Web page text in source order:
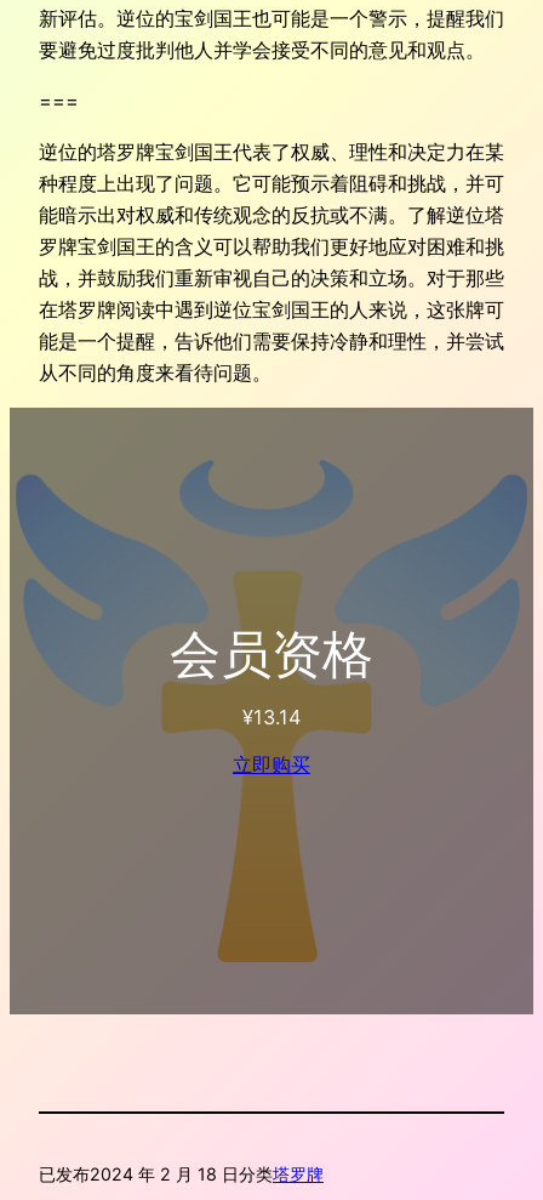
新评估。逆位的宝剑国王也可能是一个警示，提醒我们
要避免过度批判他人并学会接受不同的意见和观点。
===
逆位的塔罗牌宝剑国王代表了权威、理性和决定力在某
种程度上出现了问题。它可能预示着阻碍和挑战，并可
能暗示出对权威和传统观念的反抗或不满。了解逆位塔
罗牌宝剑国王的含义可以帮助我们更好地应对困难和挑
战，并鼓励我们重新审视自己的决策和立场。对于那些
在塔罗牌阅读中遇到逆位宝剑国王的人来说，这张牌可
能是一个提醒，告诉他们需要保持冷静和理性，并尝试
从不同的角度来看待问题。
会员资格
¥13.14
立即购买
已发布2024 年 2 月 18 日分类塔罗牌